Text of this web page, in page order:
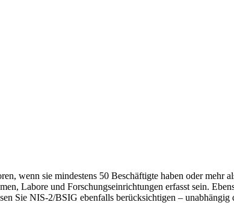
wenn sie mindestens 50 Beschäftigte haben oder
Labore und Forschungseinrichtungen erfasst sein.
Sie NIS-2/BSIG ebenfalls berücksichtigen –